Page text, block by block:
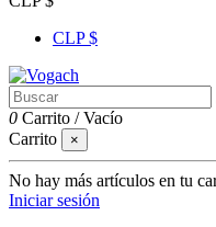
CLP $
0 Carrito /Vacío
Carrito
×
No hay más artículos en tu
Iniciar sesión